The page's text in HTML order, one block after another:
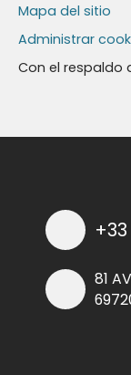
Mapa del sitio
Administrar
Con el respaldo
81